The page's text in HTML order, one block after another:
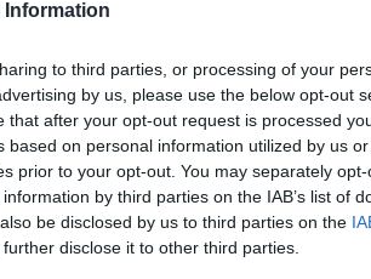
Information
to third parties, or processing of your
by us, please use the below opt-out
that after your opt-out request is processed
based on personal information utilized by us
prior to your opt-out. You may separately
by third parties on the IAB’s list of
be disclosed by us to third parties on the
disclose it to other third parties.
ανθρώπου που τίναξε
να ασχοληθούν με